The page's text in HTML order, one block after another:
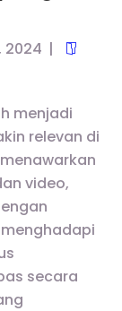
2024
menjadi
relevan di
video,
secara